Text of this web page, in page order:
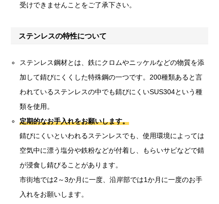
受けできませんことをご了承下さい。
ステンレスの特性について
ステンレス鋼材とは、鉄にクロムやニッケルなどの物質を添
加して錆びにくくした特殊鋼の一つです。200種類あると言
われているステンレスの中でも錆びにくいSUS304という種
類を使用。
定期的なお手入れをお願いします。
錆びにくいといわれるステンレスでも、使用環境によっては
空気中に漂う塩分や鉄粉などが付着し、もらいサビなどで錆
が浸食し錆びることがあります。
市街地では2～3か月に一度、沿岸部では1か月に一度のお手
入れをお願いします。